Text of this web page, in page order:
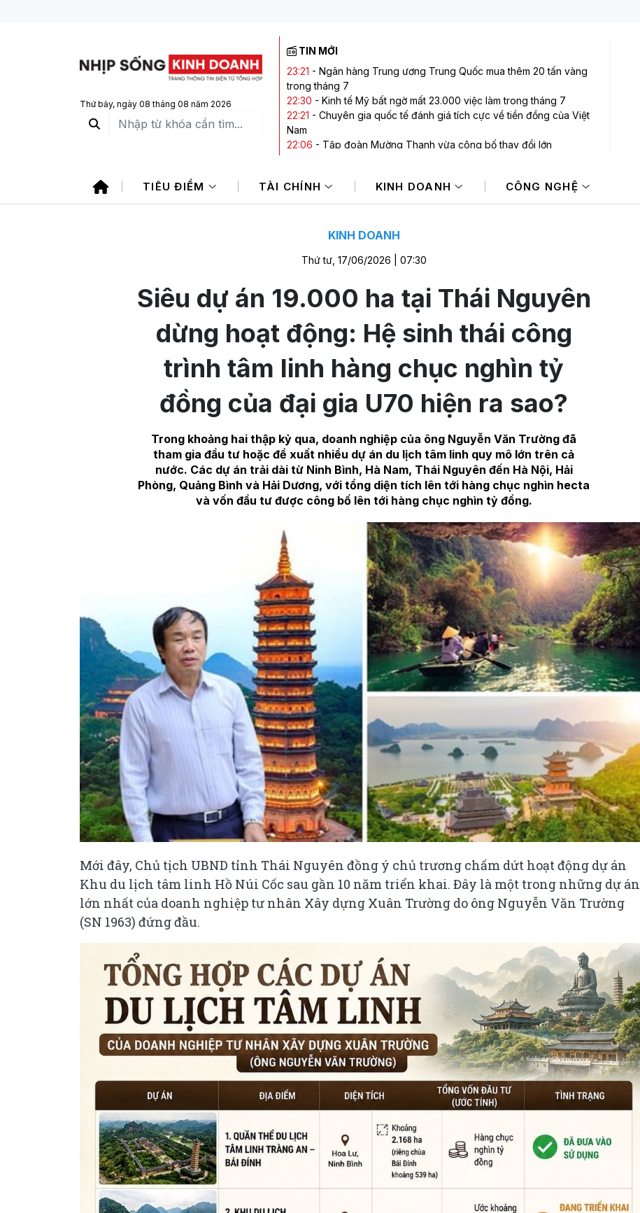
Thứ bảy, ngày 08 tháng 08 năm 2026
TIN MỚI
23:21 - Ngân hàng Trung ương Trung Quốc mua thêm 20 tấn vàng
trong tháng 7
22:30 - Kinh tế Mỹ bất ngờ mất 23.000 việc làm trong tháng 7
22:21 - Chuyên gia quốc tế đánh giá tích cực về tiền đồng của Việt
Nam
22:06 - Tập đoàn Mường Thanh vừa công bố thay đổi lớn
CTCK "xả" mã nào mạnh nhất?
TIÊU ĐIỂM TÀI CHÍNH KINH DOANH CÔNG NGHỆ
KINH DOANH
Thứ tư, 17/06/2026 | 07:30
Siêu dự án 19.000 ha tại Thái Nguyên
dừng hoạt động: Hệ sinh thái công
trình tâm linh hàng chục nghìn tỷ
đồng của đại gia U70 hiện ra sao?
Trong khoảng hai thập kỷ qua, doanh nghiệp của ông Nguyễn Văn Trường đã
tham gia đầu tư hoặc đề xuất nhiều dự án du lịch tâm linh quy mô lớn trên cả
nước. Các dự án trải dài từ Ninh Bình, Hà Nam, Thái Nguyên đến Hà Nội, Hải
Phòng, Quảng Bình và Hải Dương, với tổng diện tích lên tới hàng chục nghìn hecta
và vốn đầu tư được công bố lên tới hàng chục nghìn tỷ đồng.
Mới đây, Chủ tịch UBND tỉnh Thái Nguyên đồng ý chủ trương chấm dứt hoạt động dự án
Khu du lịch tâm linh Hồ Núi Cốc sau gần 10 năm triển khai. Đây là một trong những dự án
lớn nhất của doanh nghiệp tư nhân Xây dựng Xuân Trường do ông Nguyễn Văn Trường
(SN 1963) đứng đầu.